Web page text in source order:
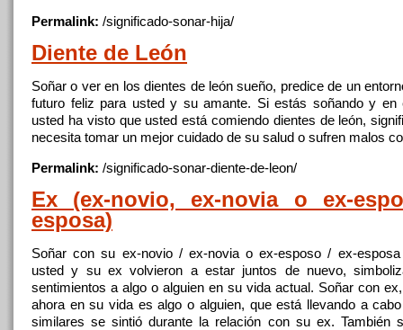
Permalink: /significado-sonar-hija/
Diente de León
Soñar o ver en los dientes de león sueño, predice de un
futuro feliz para usted y su amante. Si estás soñando y en
usted ha visto queusted está comiendo dientes de león,
necesita tomar un mejor cuidado de su salud o sufren malos
Permalink: /significado-sonar-diente-de-leon/
Ex (ex-novio, ex-novia o ex-
esposa)
Soñar con su ex-novio / ex-novia o ex-esposo / ex-
usted y su ex volvieron aestar juntos de nuevo,
sentimientos a algo o alguien en su vida actual. Soñar con
ahora en su vida es algo o alguien, queestá llevando acabo
similaresse sintió durante la relación con su ex. También